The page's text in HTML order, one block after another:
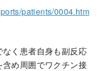
patients/0004.htm
く患者自身も副反応
め周囲でワクチン接